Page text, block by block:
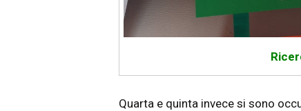
Quarta e quinta invece si sono